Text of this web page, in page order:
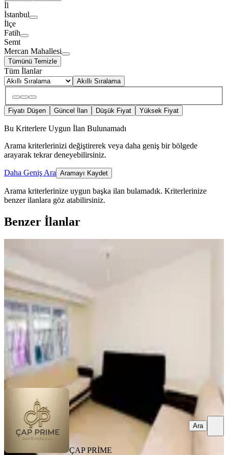
İl
İstanbul
İlçe
Fatih
Semt
Mercan Mahallesi
Tümünü Temizle
Tüm İlanlar
Akıllı Sıralama
Fiyatı Düşen Güncel İlan Düşük Fiyat Yüksek Fiyat
Bu Kriterlere Uygun İlan Bulunamadı
Arama kriterlerinizi değiştirerek veya daha geniş bir bölgede
arayarak tekrar deneyebilirsiniz.
Daha Geniş Ara Aramayı Kaydet
Arama kriterlerinize uygun başka ilan bulamadık. Kriterlerinize
benzer ilanlara göz atabilirsiniz.
Benzer İlanlar
Eşyalı Kiralık 2+1
2+1
30.000 ₺
ÇAP PRİME GAYRİMENKULAdem Topkaya
Ara
ÇAP PRİME
Ara